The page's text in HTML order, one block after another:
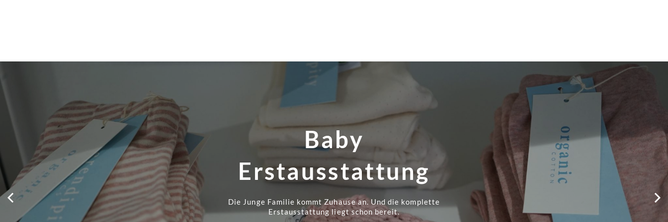
Baby
Erstausstattung
Die Junge Familie kommt Zuhause an. Und die komplette
Erstausstattung liegt schon bereit.